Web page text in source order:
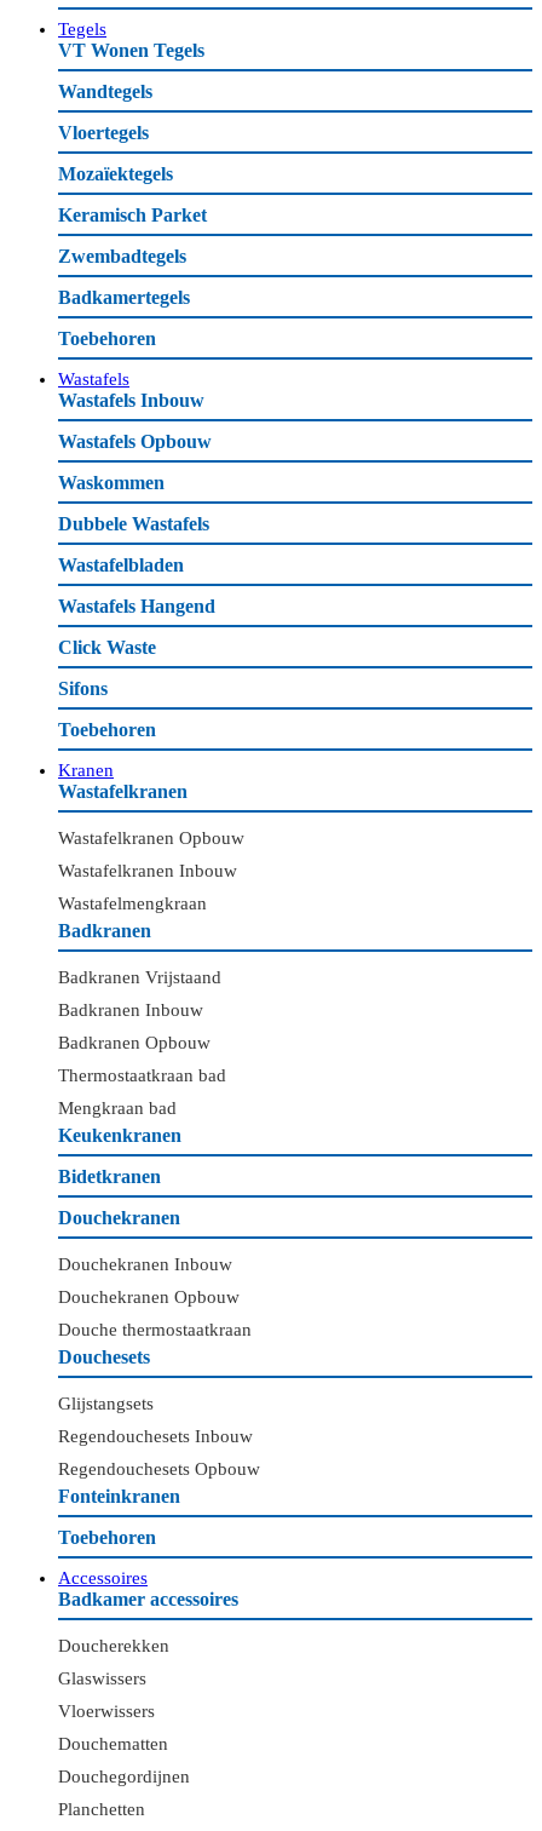
Tegels
VT Wonen Tegels
Wandtegels
Vloertegels
Mozaïektegels
Keramisch Parket
Zwembadtegels
Badkamertegels
Toebehoren
Wastafels
Wastafels Inbouw
Wastafels Opbouw
Waskommen
Dubbele Wastafels
Wastafelbladen
Wastafels Hangend
Click Waste
Sifons
Toebehoren
Kranen
Wastafelkranen
Wastafelkranen Opbouw
Wastafelkranen Inbouw
Wastafelmengkraan
Badkranen
Badkranen Vrijstaand
Badkranen Inbouw
Badkranen Opbouw
Thermostaatkraan bad
Mengkraan bad
Keukenkranen
Bidetkranen
Douchekranen
Douchekranen Inbouw
Douchekranen Opbouw
Douche thermostaatkraan
Douchesets
Glijstangsets
Regendouchesets Inbouw
Regendouchesets Opbouw
Fonteinkranen
Toebehoren
Accessoires
Badkamer accessoires
Doucherekken
Glaswissers
Vloerwissers
Douchematten
Douchegordijnen
Planchetten